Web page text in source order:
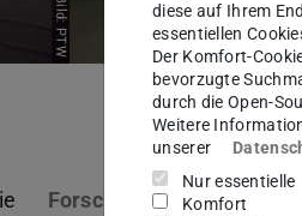
Forschungsgruppe ETA
diese auf Ihrem
essentiellen
Der Komfort-
bevorzugte
durch die Open-
Weitere
unserer
Nur essentielle
Komfort